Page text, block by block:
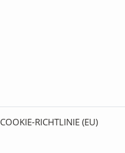
COOKIE-RICHTLINIE (EU)